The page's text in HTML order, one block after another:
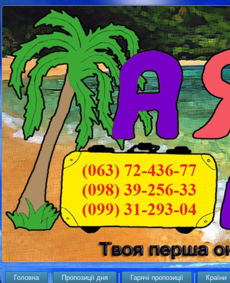
Головна Пропозиції дня Гарячі пропозиції Країни